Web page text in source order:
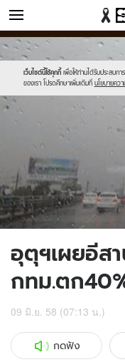
ข่าว
เว็บไซต์นี้ใช้คุกกี้ เพื่อให้ท่านได้รับประสบก
ของเรา โปรดศึกษาเพิ่มเติมที่ นโยบายคว
Sanook
//s.isanook.com/sr/0/
new-
sanook.png
600
60
//s.isanook.com/ns/0/ud/
01.jpg
อุตุฯเผยอีส
กทม.ตก
09 มิ.ย. 58 (07:13 น.)
กดฟัง